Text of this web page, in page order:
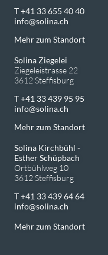
T +41 33 655 40 40
info
solina.ch
Mehr zum Standort
Solina Ziegelei
Ziegeleistrasse 22
3612 Steffisburg
T +41 33 439 95 95
info
solina.ch
Mehr zum Standort
Solina Kirchbühl -
Esther Schüpbach
Ortbühlweg 10
3612 Steffisburg
T +41 33 439 64 64
info
solina.ch
Mehr zum Standort